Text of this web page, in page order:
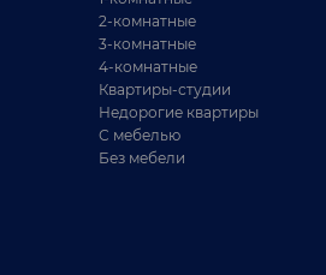
2-комнатные
3-комнатные
4-комнатные
Квартиры-студии
Недорогие квартиры
С мебелью
Без мебели